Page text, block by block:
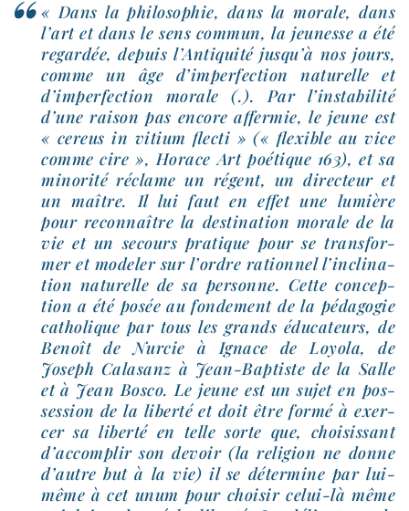
« Dans la phi­lo­so­phie, dans la morale, dans
l’art et dans le sens com­mun, la jeu­nesse a été
regar­dée, depuis l’Antiquité jus­qu’à nos jours,
comme un âge d’im­per­fec­tion natu­relle et
d’im­per­fec­tion morale (.). Par l’ins­ta­bi­li­té
d’une rai­son pas encore affer­mie, le jeune est
« cereus in vitium flec­ti » (« flexible au vice
comme cire », Horace Art poé­tique 163), et sa
mino­ri­té réclame un régent, un direc­teur et
un maître. Il lui faut en effet une lumière
pour recon­naître la des­ti­na­tion morale de la
vie et un secours pra­tique pour se trans­for­
mer et mode­ler sur l’ordre ration­nel l’in­cli­na­
tion natu­relle de sa per­sonne. Cette concep­
tion a été posée au fon­de­ment de la péda­go­gie
catho­lique par tous les grands édu­ca­teurs, de
Benoît de Nurcie à Ignace de Loyola, de
Joseph Calasanz à Jean-​Baptiste de la Salle
et à Jean Bosco. Le jeune est un sujet en pos­
ses­sion de la liber­té et doit être for­mé à exer­
cer sa liber­té en telle sorte que, choi­sis­sant
d’ac­com­plir son devoir (la reli­gion ne donne
d’autre but à la vie) il se déter­mine par lui-​
même à cet unum pour choi­sir celui-​là même